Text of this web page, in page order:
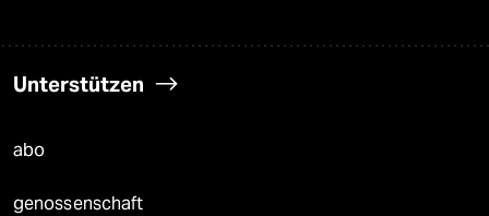
Unterstützen
abo
genossenschaft